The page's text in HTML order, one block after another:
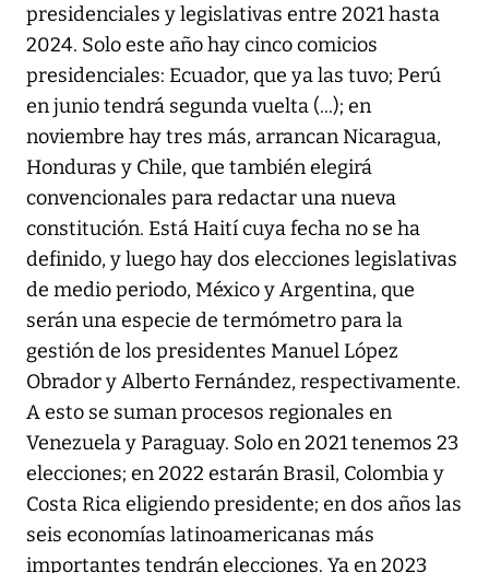
presidenciales y legislativas entre 2021 hasta
2024. Solo este año hay cinco comicios
presidenciales: Ecuador, que ya las tuvo; Perú
en junio tendrá segunda vuelta (...); en
noviembre hay tres más, arrancan Nicaragua,
Honduras y Chile, que también elegirá
convencionales para redactar una nueva
constitución. Está Haití cuya fecha no se ha
definido, y luego hay dos elecciones legislativas
de medio periodo, México y Argentina, que
serán una especie de termómetro para la
gestión de los presidentes Manuel López
Obrador y Alberto Fernández, respectivamente.
A esto se suman procesos regionales en
Venezuela y Paraguay. Solo en 2021 tenemos 23
elecciones; en 2022 estarán Brasil, Colombia y
Costa Rica eligiendo presidente; en dos años las
seis economías latinoamericanas más
importantes tendrán elecciones. Ya en 2023